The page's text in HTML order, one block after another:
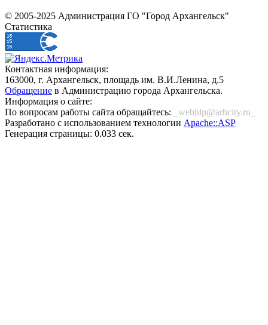
© 2005-2025 Администрация ГО "Город Архангельск"
Статистика
Контактная информация:
163000, г. Архангельск, площадь им. В.И.Ленина, д.5
Обращение в Администрацию города Архангельска.
Информация о сайте:
По вопросам работы сайта обращайтесь:
_webhlp@arhcity.ru_
Разработано с использованием технологии Apache::ASP
Генерация страницы: 0.033 сек.